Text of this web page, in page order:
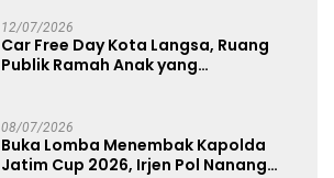
UMKM
12/07/2026
Car Free Day Kota Langsa, Ruang
Publik Ramah Anak yang
08/07/2026
Buka Lomba Menembak Kapolda
Jatim Cup 2026, Irjen Pol Nanang